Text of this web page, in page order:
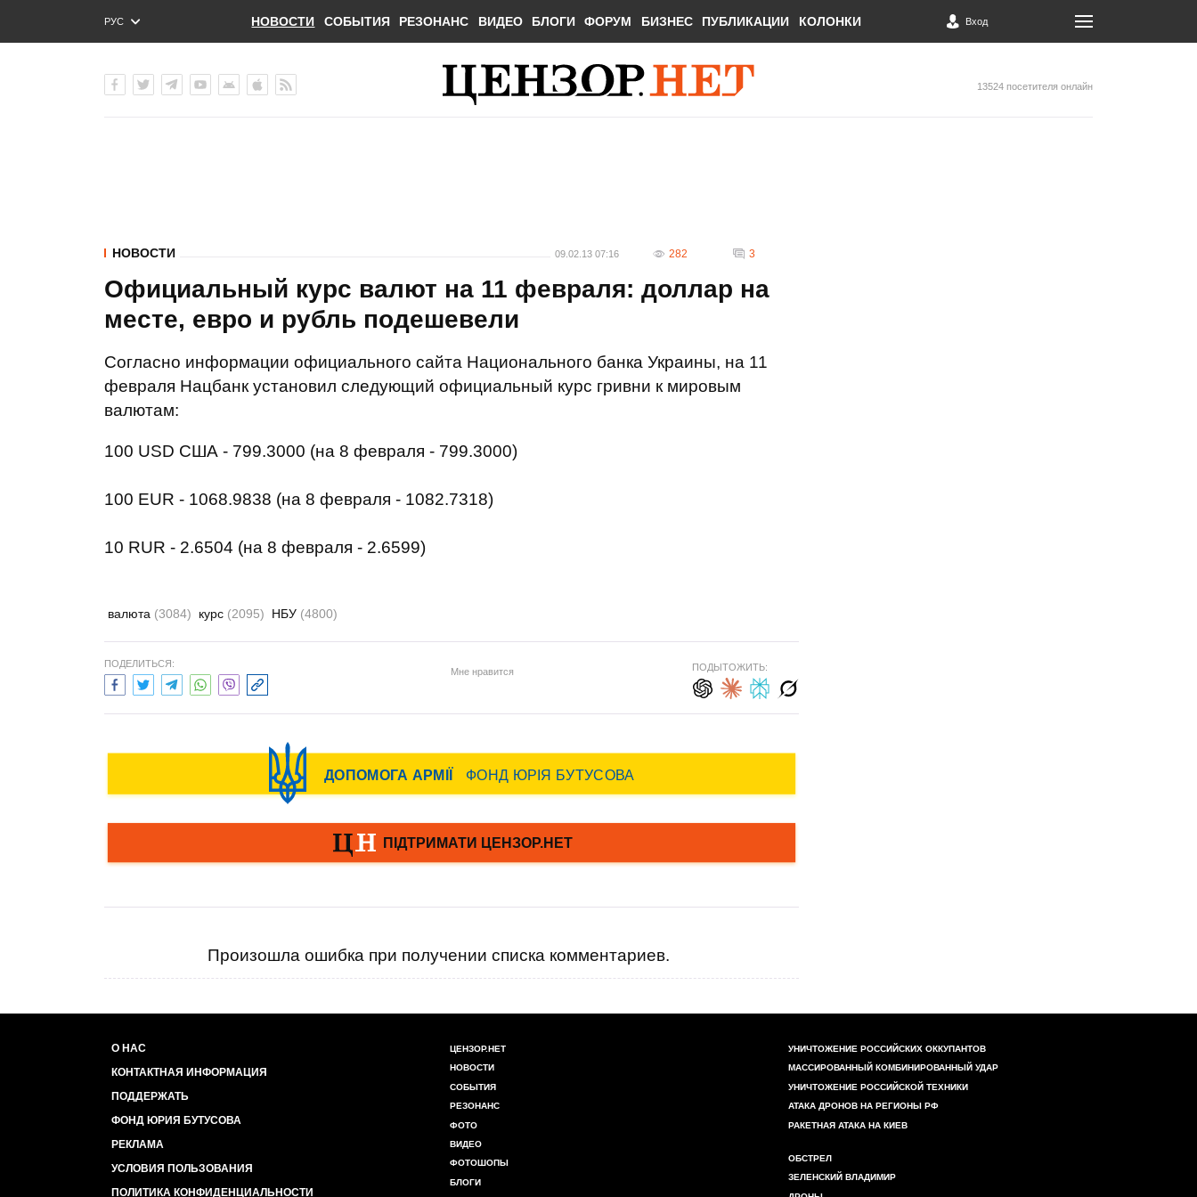
РУС
ENG
НОВОСТИ СОБЫТИЯ РЕЗОНАНС ВИДЕО БЛОГИ ФОРУМ БИЗНЕС ПУБЛИКАЦИИ КОЛОНКИ Вход
13524 посетителя онлайн
НОВОСТИ 09.02.13 07:16 282 3
Официальный курс валют на 11 февраля: доллар на
месте, евро и рубль подешевели
Согласно информации официального сайта Национального банка Украины, на 11
февраля Нацбанк установил следующий официальный курс гривни к мировым
валютам:
100 USD США - 799.3000 (на 8 февраля - 799.3000)
100 EUR - 1068.9838 (на 8 февраля - 1082.7318)
10 RUR - 2.6504 (на 8 февраля - 2.6599)
валюта (3084) курс (2095) НБУ (4800)
ПОДЕЛИТЬСЯ:
Мне нравится ПОДЫТОЖИТЬ:
Произошла ошибка при получении списка комментариев.
О НАС
КОНТАКТНАЯ ИНФОРМАЦИЯ
ПОДДЕРЖАТЬ
ФОНД ЮРИЯ БУТУСОВА
РЕКЛАМА
УСЛОВИЯ ПОЛЬЗОВАНИЯ
ПОЛИТИКА КОНФИДЕНЦИАЛЬНОСТИ
ЦЕНЗОР.НЕТ
НОВОСТИ
СОБЫТИЯ
РЕЗОНАНС
ФОТО
ВИДЕО
ФОТОШОПЫ
БЛОГИ
УНИЧТОЖЕНИЕ РОССИЙСКИХ ОККУПАНТОВ
МАССИРОВАННЫЙ КОМБИНИРОВАННЫЙ УДАР
УНИЧТОЖЕНИЕ РОССИЙСКОЙ ТЕХНИКИ
АТАКА ДРОНОВ НА РЕГИОНЫ РФ
РАКЕТНАЯ АТАКА НА КИЕВ
ОБСТРЕЛ
ЗЕЛЕНСКИЙ ВЛАДИМИР